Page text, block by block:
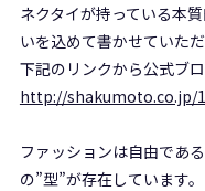
ネクタイが持っている本
いを込めて書かせていただ
下記のリンクから公式
http://shakumoto.co.jp/
ファッションは自由であ
の”型”が存在しています。